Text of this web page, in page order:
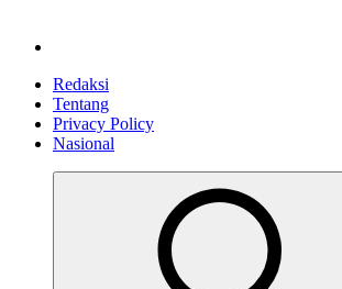
Redaksi
Tentang
Privacy Policy
Nasional